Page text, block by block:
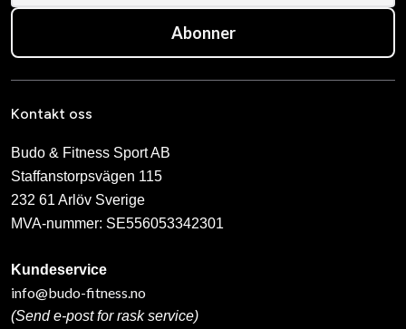
Abonner
Kontakt oss
Budo & Fitness Sport AB
Staffanstorpsvägen 115
232 61 Arlöv Sverige
MVA-nummer: SE556053342301
Kundeservice
info@budo-fitness.no
(Send e-post for rask service)